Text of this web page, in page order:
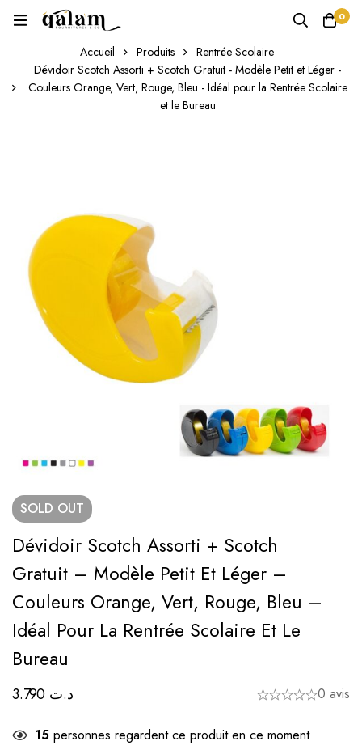
0
Accueil Produits
Rentrée Scolaire
Dévidoir Scotch Assorti + Scotch Gratuit - Modèle Petit et Léger -
Couleurs Orange, Vert, Rouge, Bleu - Idéal pour la Rentrée Scolaire
et le Bureau
SOLD OUT
Dévidoir Scotch Assorti + Scotch
Gratuit – Modèle Petit Et Léger –
Couleurs Orange, Vert, Rouge, Bleu –
Idéal Pour La Rentrée Scolaire Et Le
Bureau
د.ت 0 avis
15 personnes regardent ce produit en ce moment